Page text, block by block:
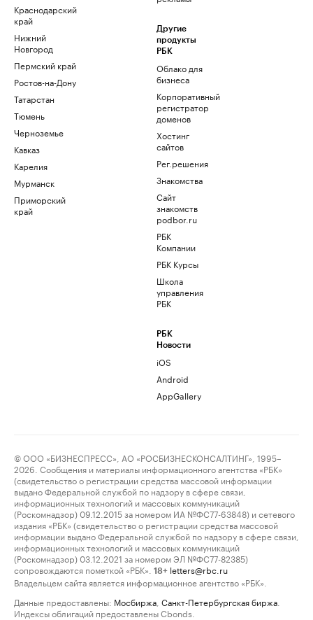
Краснодарский
край
Нижний
Новгород
Пермский край
Ростов-на-Дону
Татарстан
Тюмень
Черноземье
Кавказ
Карелия
Мурманск
Приморский
край
Другие
продукты
РБК
Облако для
бизнеса
Корпоративный
регистратор
доменов
Хостинг
сайтов
Рег.решения
Знакомства
Сайт
знакомств
podbor.ru
РБК
Компании
РБК Курсы
Школа
управления
РБК
РБК
Новости
iOS
Android
AppGallery
© ООО «БИЗНЕСПРЕСС», АО «РОСБИЗНЕСКОНСАЛТИНГ», 1995–
2026. Сообщения и материалы информационного агентства «РБК»
(свидетельство о регистрации средства массовой информации
выдано Федеральной службой по надзору в сфере связи,
информационных технологий и массовых коммуникаций
(Роскомнадзор) 09.12.2015 за номером ИА №ФС77-63848) и сетевого
издания «РБК» (свидетельство о регистрации средства массовой
информации выдано Федеральной службой по надзору в сфере связи,
информационных технологий и массовых коммуникаций
(Роскомнадзор) 03.12.2021 за номером ЭЛ №ФС77-82385)
сопровождаются пометкой «РБК».
18+ letters@rbc.ru
Владельцем сайта является информационное агентство «РБК».
Данные предоставлены: Мосбиржа Санкт-Петербургская биржа
Индексы облигаций предоставлены Cbonds.